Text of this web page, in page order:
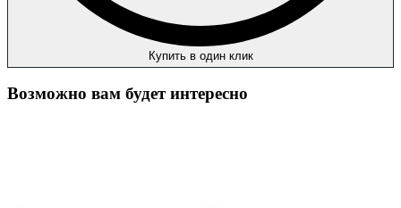
Купить в один клик
Возможно вам будет интересно